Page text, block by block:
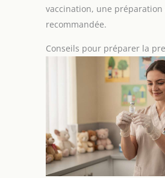
vaccination, une
recommandée.
Conseils pour préparer la